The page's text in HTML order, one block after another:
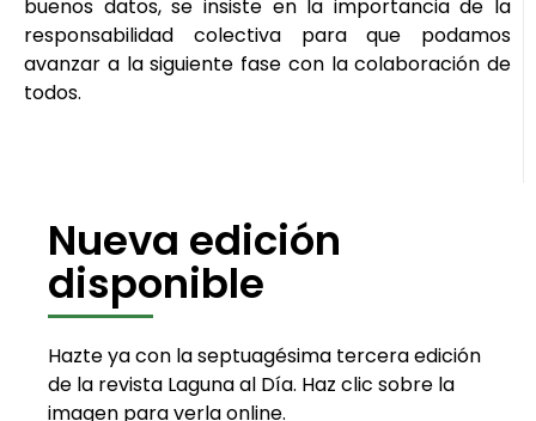
buenos datos, se insiste en la importancia de la
responsabilidad colectiva para que podamos
avanzar a la siguiente fase con la colaboración de
todos.
Nueva edición
disponible
Hazte ya con la septuagésima tercera edición
de la revista Laguna al Día. Haz clic sobre la
imagen para verla online.